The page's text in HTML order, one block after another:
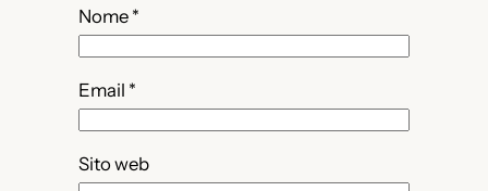
Nome *
Email *
Sito web